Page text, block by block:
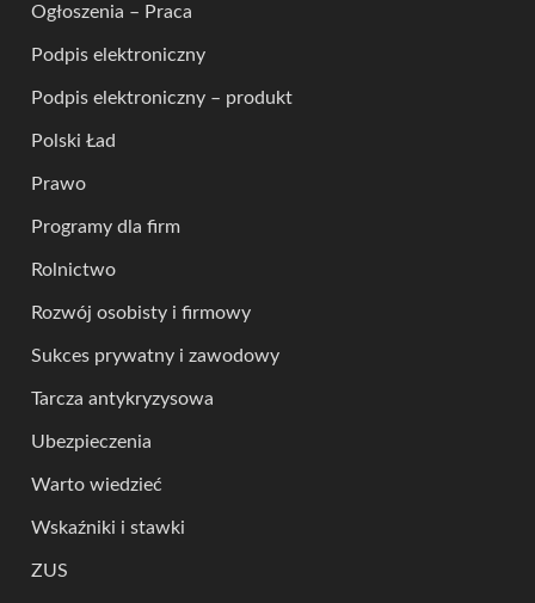
Ogłoszenia – Praca
Podpis elektroniczny
Podpis elektroniczny – produkt
Polski Ład
Prawo
Programy dla firm
Rolnictwo
Rozwój osobisty i firmowy
Sukces prywatny i zawodowy
Tarcza antykryzysowa
Ubezpieczenia
Warto wiedzieć
Wskaźniki i stawki
ZUS